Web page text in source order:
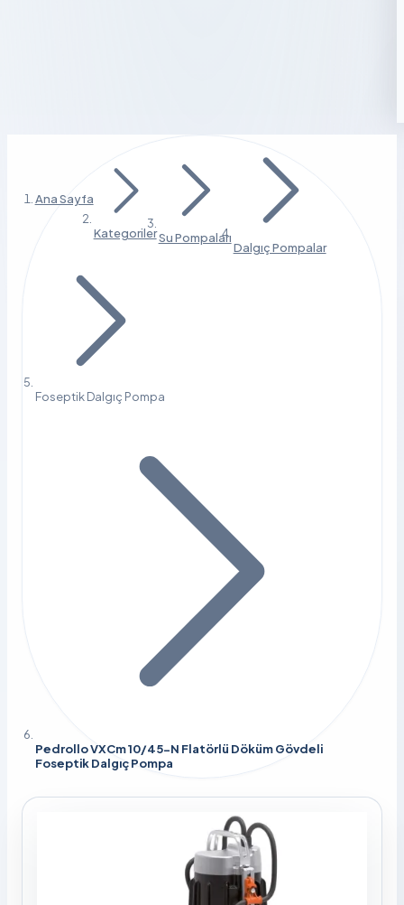
Ana Sayfa
KategorilerSu Pompaları
Dalgıç Pompalar
Foseptik Dalgıç Pompa
Pedrollo VXCm 10/45-N Flatörlü Döküm Gövdeli
Foseptik Dalgıç Pompa